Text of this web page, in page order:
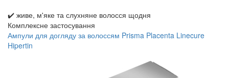
✔️ живе, м'яке та слухняне волосся щодня
Комплексне застосування
Ампули для догляду за волоссям Prisma Placenta Linecure
Hipertin